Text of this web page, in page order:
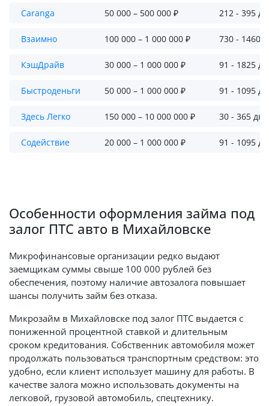
Caranga 50 000 – 500 000 ₽ 212 - 395
Взаимно 100 000 – 1 000 000 ₽ 730 - 1460
КэшДрайв 30 000 – 1 000 000 ₽ 91 - 1825
Быстроденьги 50 000 – 1 000 000 ₽ 91 - 1095
Здесь Легко 150 000 – 10 000 000 ₽ 30 - 365
Содействие 20 000 – 1 000 000 ₽ 91 - 1095
Особенности оформления займа под
залог ПТС авто в Михайловске
Микрофинансовые организации редко выдают
заемщикам суммы свыше 100 000 рублей без
обеспечения, поэтому наличие автозалога повышает
шансы получить займ без отказа.
Микрозайм в Михайловске под залог ПТС выдается с
пониженной процентной ставкой и длительным
сроком кредитования. Собственник автомобиля может
продолжать пользоваться транспортным средством: это
удобно, если клиент использует машину для работы. В
качестве залога можно использовать документы на
легковой, грузовой автомобиль, спецтехнику.